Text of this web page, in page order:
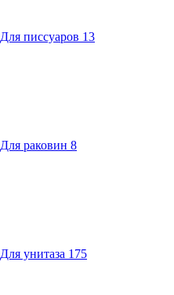
Для писсуаров 13
Для раковин 8
Для унитаза 175